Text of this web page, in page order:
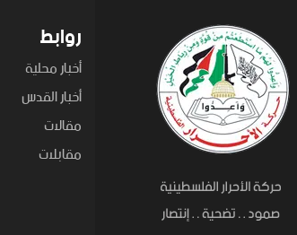
روابط
أخبار محلية
أخبار القدس
مقالات
مقابلات